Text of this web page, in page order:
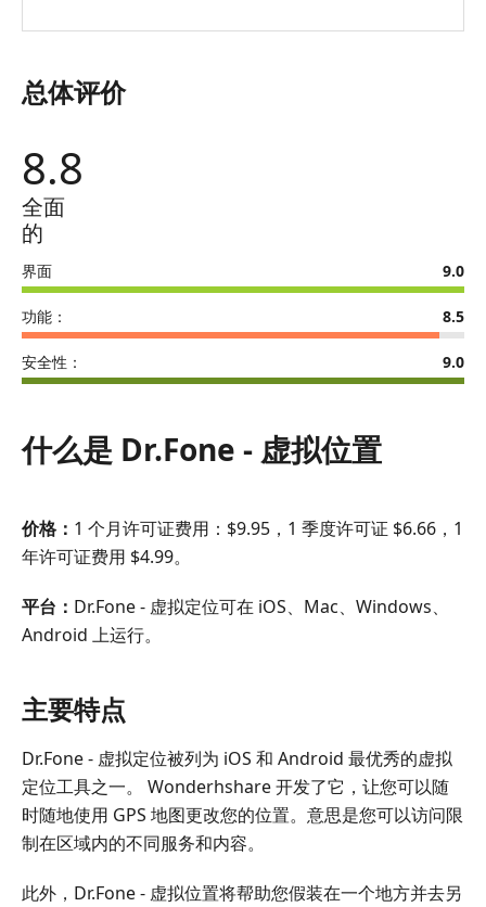
替
方
案
总体评价
8.8
全面
的
界面 9.0
功能： 8.5
安全性： 9.0
什么是 Dr.Fone - 虚拟位置
价格： 1 个月许可证费用：$9.95，1 季度许可证 $6.66，1
年许可证费用 $4.99。
平台： Dr.Fone - 虚拟定位可在 iOS、Mac、Windows、
Android 上运行。
主要特点
Dr.Fone - 虚拟定位被列为 iOS 和 Android 最优秀的虚拟
定位工具之一。 Wonderhshare 开发了它，让您可以随
时随地使用 GPS 地图更改您的位置。意思是您可以访问限
制在区域内的不同服务和内容。
此外，Dr.Fone - 虚拟位置将帮助您假装在一个地方并去另